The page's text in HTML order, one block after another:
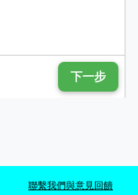
下一步
聯繫我們與意見回饋